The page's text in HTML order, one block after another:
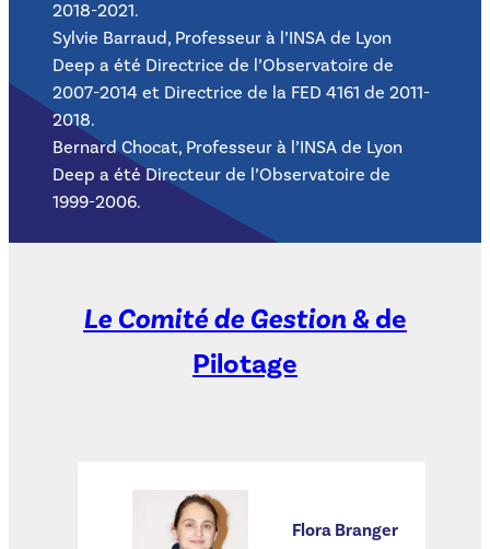
2018-2021.
Sylvie Barraud, Professeur à l’INSA de Lyon
Deep a été Directrice de l’Observatoire de
2007-2014 et Directrice de la FED 4161 de 2011-
2018.
Bernard Chocat, Professeur à l’INSA de Lyon
Deep a été Directeur de l’Observatoire de
1999-2006.
Le Comité de Gestion& de
Pilotage
Flora Branger